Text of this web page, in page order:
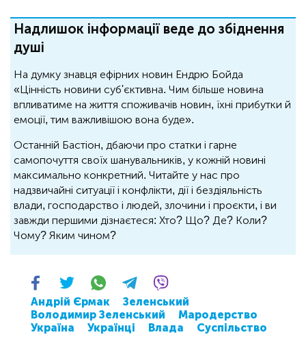
Надлишок інформації веде до збіднення
душі
На думку знавця ефірних новин Ендрю Бойда
«Цінність новини суб'єктивна. Чим більше новина
впливатиме на життя споживачів новин, їхні прибутки й
емоції, тим важливішою вона буде».
Останній Бастіон, дбаючи про статки і гарне
самопочуття своїх шанувальників, у кожній новині
максимально конкретний. Читайте у нас про
надзвичайні ситуації і конфлікти, дії і бездіяльність
влади, господарство і людей, злочини і проєкти, і ви
завжди першими дізнаєтеся: Хто? Що? Де? Коли?
Чому? Яким чином?
Андрій Єрмак
Зеленський
Володимир Зеленський
Мародерство
Україна
Українці Влада Суспільство